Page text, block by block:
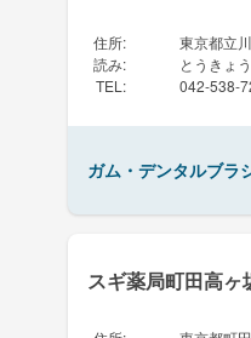
住所:
東京都立
読み:
とうきょ
TEL : 042-538-
ガム・デンタルブラ
スギ薬局町田高ヶ